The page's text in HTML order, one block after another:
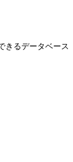
きるデータベース